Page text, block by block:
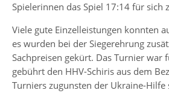
Spielerinnen das Spiel 17:14 für
Viele gute Einzelleistungen konnten
es wurden bei der Siegerehrung
Sachpreisen gekürt. Das Turnier
gebührt den HHV-Schiris aus dem
Turniers zugunsten der Ukraine-Hilfe